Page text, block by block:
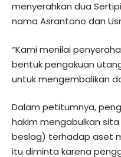
menyerahkan dua
nama Asrantono dan
“Kami menilai
bentuk pengakuan
untuk mengembalikan
Dalam petitumnya,
hakim mengabulkan
beslag) terhadap aset
itu diminta karena